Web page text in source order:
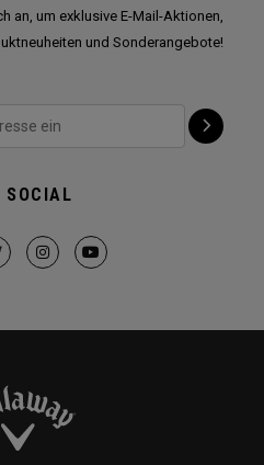
an, um exklusive E-Mail-Aktionen,
und Sonderangebote!
SOCIAL